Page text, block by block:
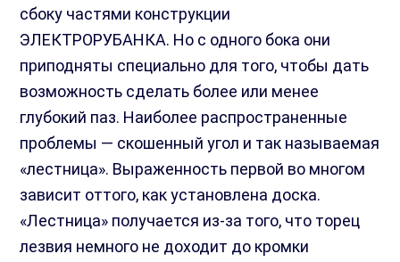
сбоку частями конструкции
ЭЛЕКТРОРУБАНКА. Но с одного бока они
приподняты специально для того, чтобы дать
возможность сделать более или менее
глубокий паз. Наиболее распространенные
проблемы — скошенный угол и так называемая
«лестница». Выраженность первой во многом
зависит оттого, как установлена доска.
«Лестница» получается из-за того, что торец
лезвия немного не доходит до кромки